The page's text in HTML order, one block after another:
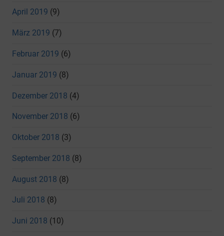
April 2019 (9)
März 2019 (7)
Februar 2019 (6)
Januar 2019 (8)
Dezember 2018 (4)
November 2018 (6)
Oktober 2018 (3)
September 2018 (8)
August 2018 (8)
Juli 2018 (8)
Juni 2018 (10)